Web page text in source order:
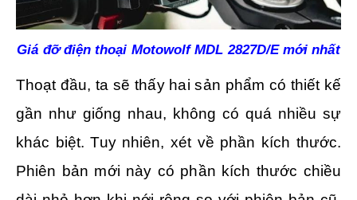
Giá đỡ điện thoại Motowolf MDL 2827D/E mới nhất
Thoạt đầu, ta sẽ thấy hai sản phẩm có thiết kế
gần như giống nhau, không có quá nhiều sự
khác biệt. Tuy nhiên, xét về phần kích thước.
Phiên bản mới này có phần kích thước chiều